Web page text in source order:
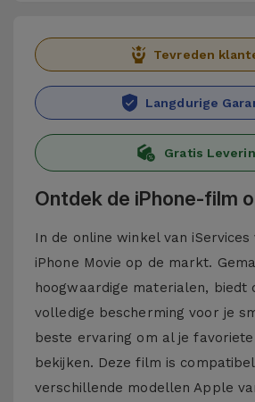
Tevreden
Langdurige
Gratis
Ontdek de iPhone-film
In de online winkel van
iPhone Movie op de markt.
hoogwaardige materialen, biedt
volledige bescherming voor je
beste ervaring om al je
bekijken. Deze film is
verschillende modellen Apple